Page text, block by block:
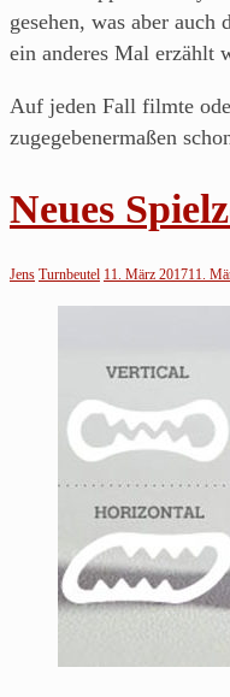
gesehen, was aber
ein anderes Mal erzählt
Auf jeden Fall filmte
zugegebenermaßen
Neues
Jens Turnbeutel 11. März 201711.